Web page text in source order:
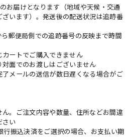
お届けとなります（地域や天候・交通
います）。発送後の配送状況は追跡番
郵便局側での追跡番号の反映まで時間
ートでご購入できません
面でのお渡しはございません
メールの送信が数日遅くなる場合がご
。ご注文内容や数量、住所などお間違
さい
振込決済をご選択の場合、お支払い期